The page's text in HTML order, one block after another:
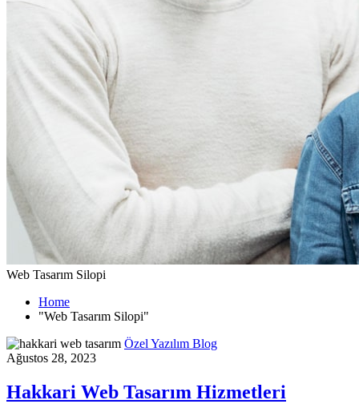
Web Tasarım Silopi
Home
"Web Tasarım Silopi"
Özel Yazılım Blog
Ağustos 28, 2023
Hakkari Web Tasarım Hizmetleri